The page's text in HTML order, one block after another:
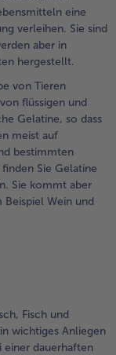
eine
verleihen. Sie sind
aber in
hergestellt.
von Tieren
flüssigen und
Gelatine, so dass
meist auf
bestimmten
Sie Gelatine
Sie kommt aber
Wein und
Fisch und
wichtiges Anliegen
einer dauerhaften